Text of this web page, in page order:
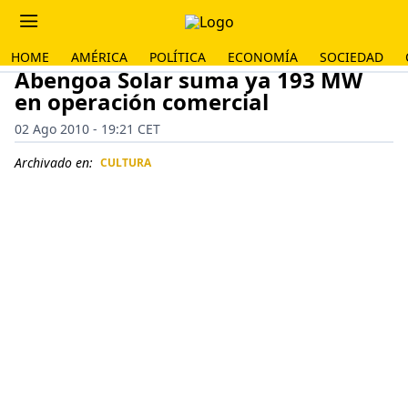
HOME AMÉRICA POLÍTICA ECONOMÍA SOCIEDAD
Abengoa Solar suma ya 193 MW
en operación comercial
02 Ago 2010 - 19:21 CET
Archivado en: CULTURA